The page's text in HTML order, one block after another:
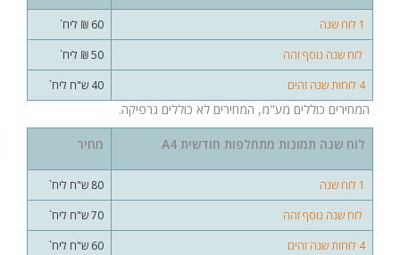
1 לוח שנה
60 ₪ ליח`
לוח שנה נוסף זהה
50 ₪ ליח`
4 לוחות שנה זהים
40 ש"ח ליח`
המחירים כוללים מע"מ, המחירים לא כוללים גרפיקה.
לוח שנה תמונות מתחלפות חודשית A4 מחיר
1 לוח שנה
80 ש"ח ליח`
לוח שנה נוסף זהה
70 ש"ח ליח`
4 לוחות שנה זהים
60 ש"ח ליח`